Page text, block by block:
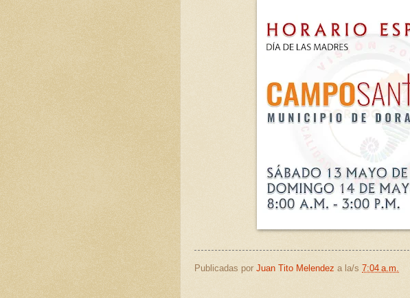
Publicadas por Juan Tito Melendez a la/s 7:04 a.m.